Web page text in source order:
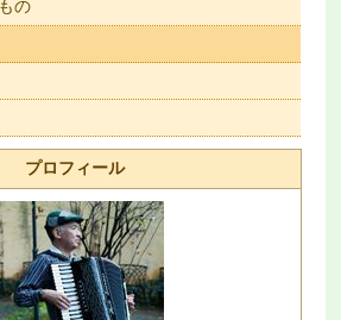
の
プロフィール